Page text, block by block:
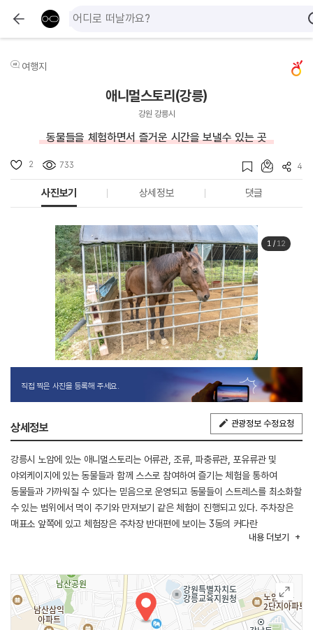
여행지
애니멀스토리(강릉)
강원 강릉시
동물들을 체험하면서 즐거운 시간을 보낼수 있는 곳
2 733 4
사진보기 상세정보 댓글
1 / 12
직접 찍은 사진을 등록해 주세요.
상세정보 관광정보 수정요청
강릉시 노암에 있는 애니멀스토리는 어류관, 조류, 파충류관, 포유류관 및
야외케이지에 있는 동물들과 함께 스스로 참여하여 즐기는 체험을 통하여
동물들과 가까워질 수 있다는 믿음으로 운영되고 동물들이 스트레스를 최소화할
수 있는 범위에서 먹이 주기와 만져보기 같은 체험이 진행되고 있다. 주차장은
매표소 앞쪽에 있고 체험장은 주차장 반대편에 보이는 3동의 커다란
비닐하우스로 가면 된다. 입장료를 내면 기본 먹이 한 세트를 주고 추가로
꾸며져 있는데 무엇보다 아이들의 눈높이에 맞게 있어 성인들이 보기엔 살짝
내려봐야 한다. 실내에는 안녕하고 우렁차게 인사해 주는 앵무새, 눈을 마주치면
쏙 들어가 숨어버리는 프레리독, 어린아이들의 인기 1위인 기니피그가 있다.
야외에는 물고기, 양서류, 말, 닭, 칠면조, 그리고 가장 화려한 날개를 가진
내용 더보기